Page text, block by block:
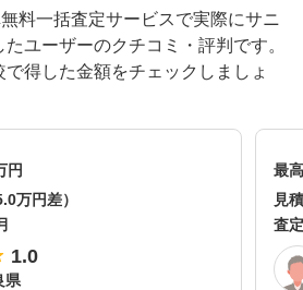
料一括査定サービスで実際にサニ
ユーザーのクチコミ・評判です。
得した金額をチェックしましょ
円
万円差）
1.0
県
最
見
査